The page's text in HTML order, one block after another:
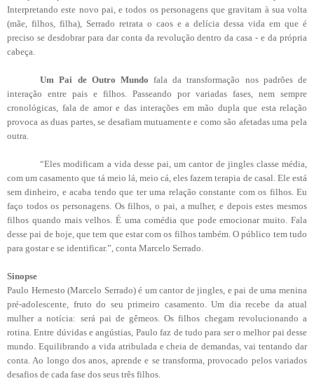
Interpretando este novo pai, e todos os personagens que gravitam à sua volta
(mãe, filhos, filha), Serrado retrata o caos e a delícia dessa vida em que é
preciso se desdobrar para dar conta da revolução dentro da casa - e da própria
cabeça.
Um Pai de Outro Mundo fala da transformação nos padrões de
interação entre pais e filhos. Passeando por variadas fases, nem sempre
cronológicas, fala de amor e das interações em mão dupla que esta relação
provoca as duas partes, se desafiam mutuamente e como são afetadas uma pela
outra.
“Eles modificam a vida desse pai, um cantor de jingles classe média,
com um casamento que tá meio lá, meio cá, eles fazem terapia de casal. Ele está
sem dinheiro, e acaba tendo que ter uma relação constante com os filhos. Eu
faço todos os personagens. Os filhos, o pai, a mulher, e depois estes mesmos
filhos quando mais velhos. É uma comédia que pode emocionar muito. Fala
desse pai de hoje, que tem que estar com os filhos também. O público tem tudo
para gostar e se identificar.”, conta Marcelo Serrado.
Sinopse
Paulo Hernesto (Marcelo Serrado) é um cantor de jingles, e pai de uma menina
pré-adolescente, fruto do seu primeiro casamento. Um dia recebe da atual
mulher a notícia: será pai de gêmeos. Os filhos chegam revolucionando a
rotina. Entre dúvidas e angústias, Paulo faz de tudo para ser o melhor pai desse
mundo. Equilibrando a vida atribulada e cheia de demandas, vai tentando dar
conta. Ao longo dos anos, aprende e se transforma, provocado pelos variados
desafios de cada fase dos seus três filhos.